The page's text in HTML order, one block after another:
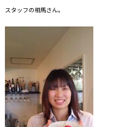
スタッフの相馬さん。